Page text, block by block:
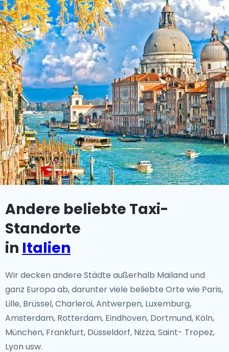
Andere beliebte Taxi-
Standorte
in Italien
Wir decken andere Städte außerhalb Mailand und
ganz Europa ab, darunter viele beliebte Orte wie Paris,
Lille, Brüssel, Charleroi, Antwerpen, Luxemburg,
Amsterdam, Rotterdam, Eindhoven, Dortmund, Köln,
München, Frankfurt, Düsseldorf, Nizza, Saint- Tropez,
Lyon usw.